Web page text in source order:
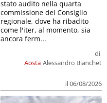
Aosta
di
Alessandro Bianchet
il 06/08/2026
stato audito nella quarta
commissione del Consiglio
regionale, dove ha ribadito
come l'iter, al momento, sia
ancora ferm...